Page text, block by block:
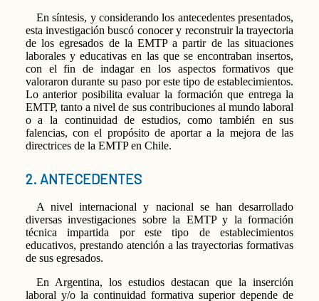
En síntesis, y considerando los antecedentes presentados,
esta investigación buscó conocer y reconstruir la trayectoria
de los egresados de la EMTP a partir de las situaciones
laborales y educativas en las que se encontraban insertos,
con el fin de indagar en los aspectos formativos que
valoraron durante su paso por este tipo de establecimientos.
Lo anterior posibilita evaluar la formación que entrega la
EMTP, tanto a nivel de sus contribuciones al mundo laboral
o a la continuidad de estudios, como también en sus
falencias, con el propósito de aportar a la mejora de las
directrices de la EMTP en Chile.
2. ANTECEDENTES
A nivel internacional y nacional se han desarrollado
diversas investigaciones sobre la EMTP y la formación
técnica impartida por este tipo de establecimientos
educativos, prestando atención a las trayectorias formativas
de sus egresados.
En Argentina, los estudios destacan que la inserción
laboral y/o la continuidad formativa superior depende de